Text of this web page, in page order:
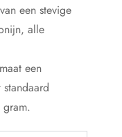
een stevige
alle
een
gram.